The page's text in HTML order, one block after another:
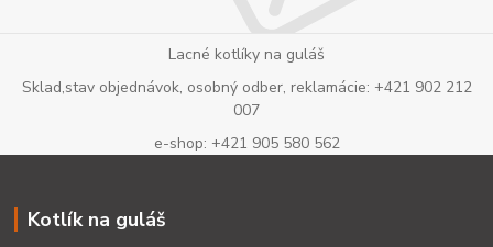
Lacné kotlíky na guláš
Sklad,stav objednávok, osobný odber, reklamácie: +421 902 212
007
e-shop: +421 905 580 562
Kotlík na guláš